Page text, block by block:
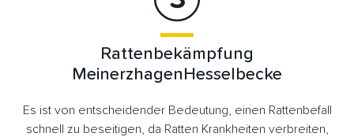
Rattenbekämpfung
MeinerzhagenHesselbecke
Es ist von entscheidender Bedeutung, einen Rattenbefall
schnell zu beseitigen, da Ratten Krankheiten verbreiten,